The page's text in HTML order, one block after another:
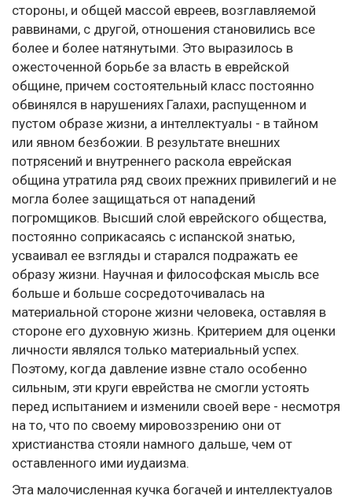
стороны, и общей массой евреев, возглавляемой
раввинами, с другой, отношения становились все
более и более натянутыми. Это выразилось в
ожесточенной борьбе за власть в еврейской
общине, причем состоятельный класс постоянно
обвинялся в нарушениях Галахи, распущенном и
пустом образе жизни, а интеллектуалы - в тайном
или явном безбожии. В результате внешних
потрясений и внутреннего раскола еврейская
община утратила ряд своих прежних привилегий и не
могла более защищаться от нападений
погромщиков. Высший слой еврейского общества,
постоянно соприкасаясь с испанской знатью,
усваивал ее взгляды и старался подражать ее
образу жизни. Научная и философская мысль все
больше и больше сосредоточивалась на
материальной стороне жизни человека, оставляя в
стороне его духовную жизнь. Критерием для оценки
личности являлся только материальный успех.
Поэтому, когда давление извне стало особенно
сильным, эти круги еврейства не смогли устоять
перед испытанием и изменили своей вере - несмотря
на то, что по своему мировоззрению они от
христианства стояли намного дальше, чем от
оставленного ими иудаизма.
Эта малочисленная кучка богачей и интеллектуалов